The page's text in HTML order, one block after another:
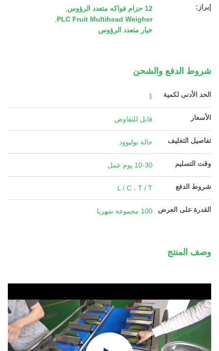
إبراز: 12 حزام فواكه متعدد الرؤوس
,
PLC Fruit Multihead Weigher
,
خيار متعدد الرؤوس
شروط الدفع والشحن
الحد الأدنى لكمية 1
الأسعار قابل للتفاوض
تفاصيل التغليف حالة بوليوود
وقت التسليم 10-30 يوم عمل
شروط الدفع L / C ، T / T
القدرة على العرض 100 مجموعة شهريا
وصف المنتج